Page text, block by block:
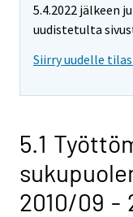
5.4.2022 jälkeen
uudistetulta
Siirry uudelle
5.1
2010/09 -